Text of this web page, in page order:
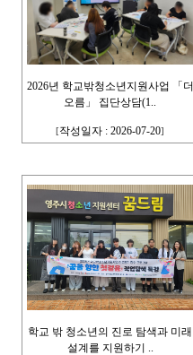
2026년 학교밖청소년지원사업 「더
오름」 집단상담(1..
[작성일자 : 2026-07-20]
학교 밖 청소년의 진로 탐색과 미래
설계를 지원하기 ..